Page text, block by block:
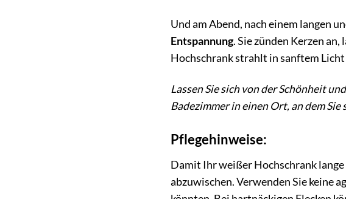
Und am Abend, nach einem langen
Entspannung. Sie zünden Kerzen
Hochschrank strahlt in sanftem Licht
Lassen Sie sich von der Schönheit
Badezimmer in einen Ort, an dem
Pflegehinweise:
Damit Ihr weißer Hochschrank
abzuwischen. Verwenden Sie keine